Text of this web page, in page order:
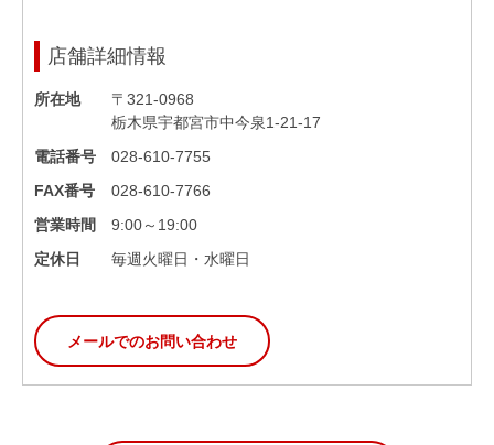
店舗詳細情報
所在地
〒321-0968
栃木県宇都宮市中今泉1-21-17
電話番号
028-610-7755
FAX番号
028-610-7766
営業時間
9:00～19:00
定休日
毎週火曜日・水曜日
メールでのお問い合わせ